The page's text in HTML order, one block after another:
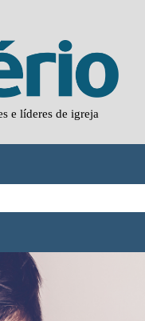
e líderes de igreja